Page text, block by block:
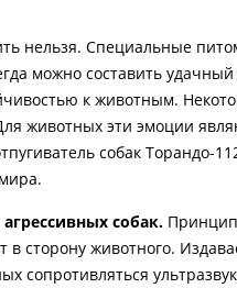
нельзя. Специальные
можно составить
к животным.
животных эти эмоции
собак
собак. Принцип
в сторону животного.
сопротивляться